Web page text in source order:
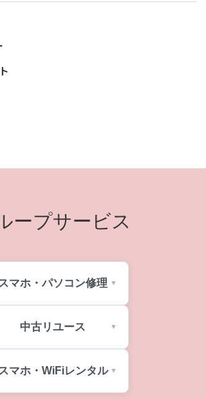
ープサービス
スマホ・パソコン修理
中古リユース
スマホ・WiFiレンタル